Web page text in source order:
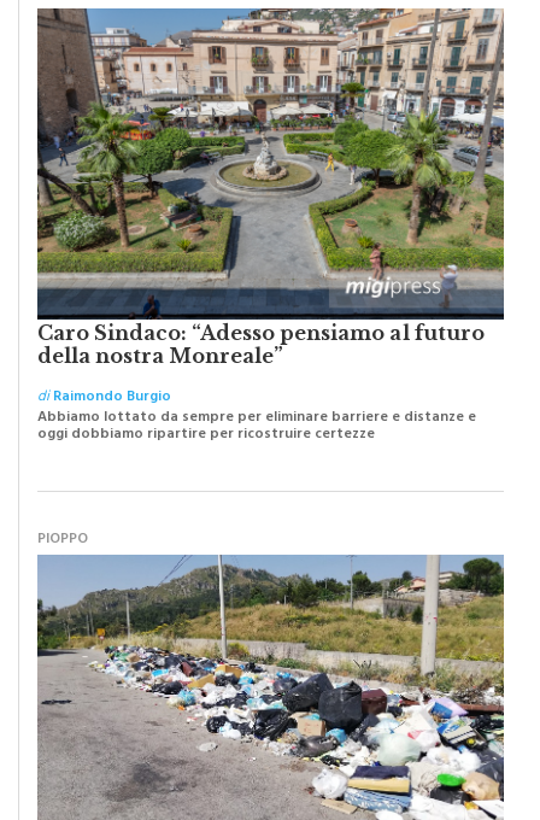
MERCANTI DI DUBBI O PROFETI DI SPERANZA?
Caro Sindaco: “Adesso pensiamo al futuro
della nostra Monreale”
diRaimondo Burgio